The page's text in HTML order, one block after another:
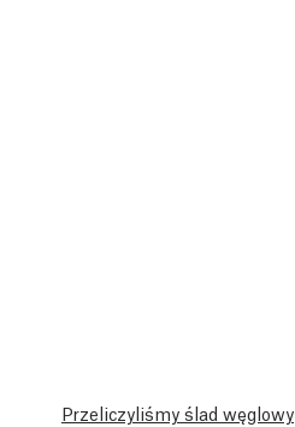
Przeliczyliśmy ślad węglowy